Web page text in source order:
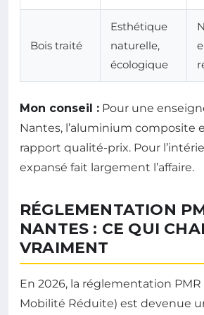
Bois traité
Esthétique
naturelle,
écologique
Mon conseil : Pour une
Nantes, l’aluminium composite
rapport qualité-prix. Pour
expansé fait largement l’affaire.
RÉGLEMENTATION
NANTES : CE QUI
VRAIMENT
En 2026, la réglementation PMR
Mobilité Réduite) est devenue